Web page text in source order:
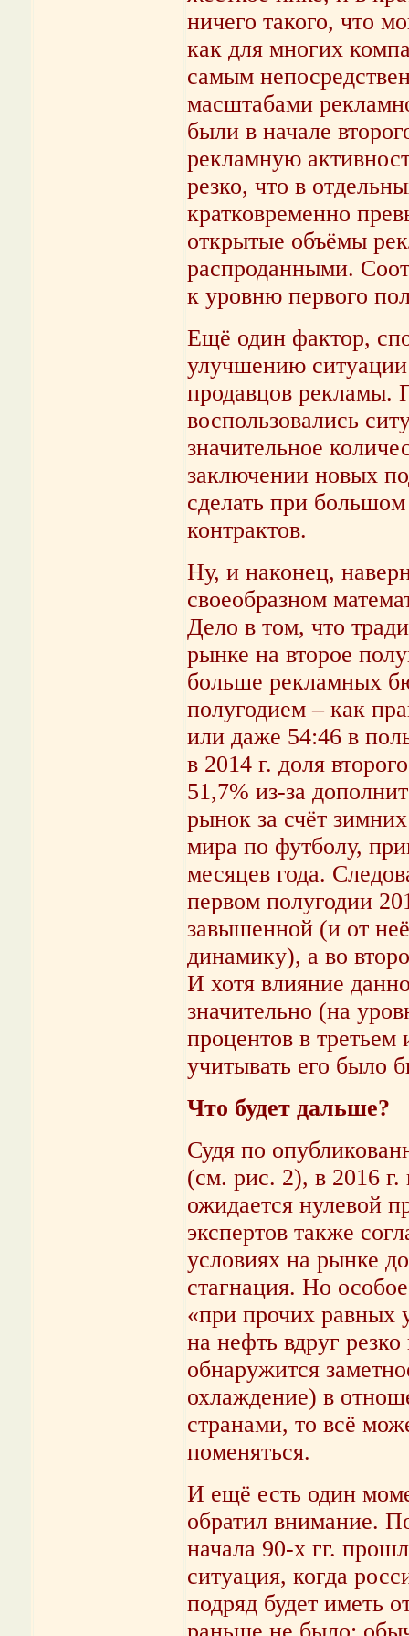
ничего такого, что
как для многих
самым
масштабами
были в начале
рекламную
резко, что в
кратковременно
открытые объёмы
распроданными.
к уровню первого
Ещё один фактор,
улучшению ситуации
продавцов рекламы.
воспользовались
значительное
заключении новых
сделать при
контрактов.
Ну, и наконец,
своеобразном
Дело в том, что
рынке на второе
больше рекламных
полугодием – как
или даже 54:46 в
в 2014 г. доля
51,7% из-за
рынок за счёт
мира по футболу,
месяцев года.
первом полугодии
завышенной (и от
динамику), а во
И хотя влияние
значительно (на
процентов в третьем
учитывать его было
Что будет дальше?
Судя по
(см. рис. 2), в 2016
ожидается нулевой
экспертов также
условиях на рынке
стагнация. Но
«при прочих равных
на нефть вдруг
обнаружится
охлаждение) в
странами, то всё
поменяться.
И ещё есть один
обратил внимание.
начала 90-х гг.
ситуация, когда
подряд будет иметь